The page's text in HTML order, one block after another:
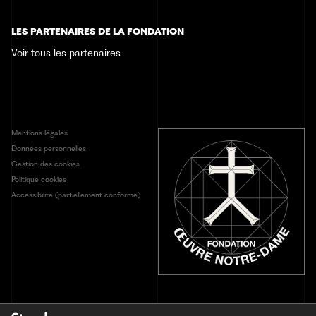
Contact
LES PARTENAIRES DE LA FONDATION
Voir tous les partenaires
Mentions légales
Données personnelles
Gestion des cookies
Politique cookies
Accessibilité (partiellement conforme)